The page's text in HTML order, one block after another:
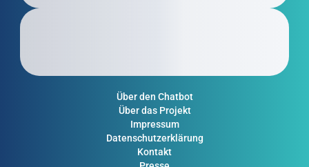
Über den Chatbot
Über das Projekt
Impressum
Datenschutzerklärung
Kontakt